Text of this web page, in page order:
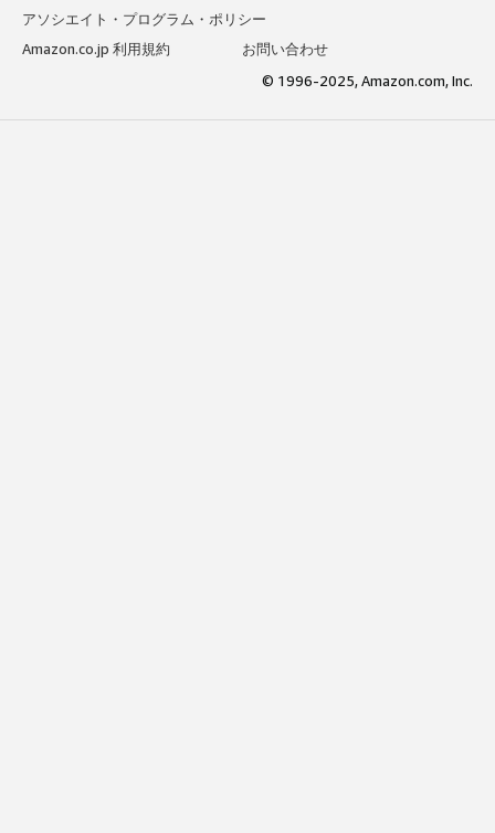
アソシエイト・プログラム・ポリシー
Amazon.co.jp 利用規約
お問い合わせ
© 1996-2025, Amazon.com, Inc.